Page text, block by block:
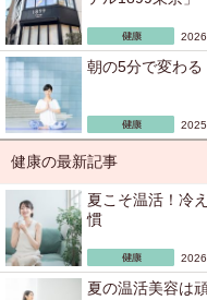
朝の5分で変わ
健康の最新記事
夏こそ温活！冷
慣
夏の温活美容は